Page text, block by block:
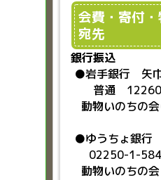
会費・寄付
宛先
銀行振込
●岩手銀行 矢
普通
動物いのちの
●ゆうちょ銀
02250-1-
動物いのちの